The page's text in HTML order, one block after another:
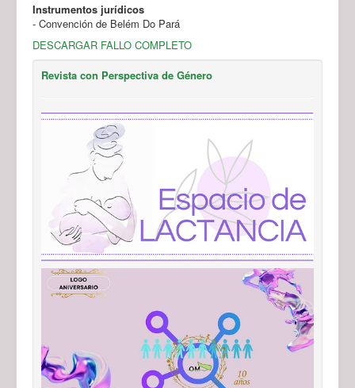
Instrumentos jurídicos
- Convención de Belém Do Pará
DESCARGAR FALLO COMPLETO
Revista con Perspectiva de Género